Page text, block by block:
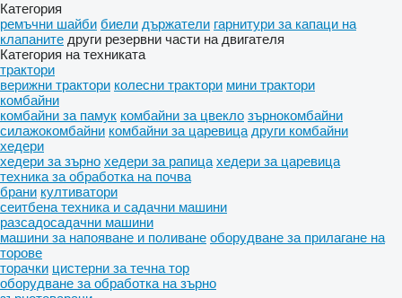
Категория
ремъчни шайби биели държатели гарнитури за капаци на
клапаните други резервни части на двигателя
Категория на техниката
трактори
верижни трактори колесни трактори мини трактори
комбайни
комбайни за памук комбайни за цвекло зърнокомбайни
силажокомбайни комбайни за царевица други комбайни
хедери
хедери за зърно хедери за рапица хедери за царевица
техника за обработка на почва
брани култиватори
сеитбена техника и садачни машини
разсадосадачни машини
машини за напояване и поливане оборудване за прилагане на
торове
торачки цистерни за течна тор
оборудване за обработка на зърно